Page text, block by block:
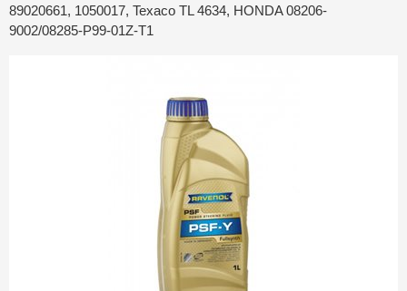
89020661, 1050017, Texaco TL 4634, HONDA 08206-
9002/08285-P99-01Z-T1